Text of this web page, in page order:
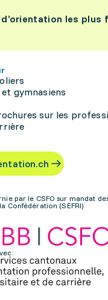
les plus
gymnasiens
sur les
par le CSFO sur mandat
Confédération (SEFRI)